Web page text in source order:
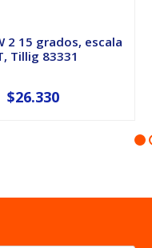
2 15 grados, escala
Tillig 83331
$26.330